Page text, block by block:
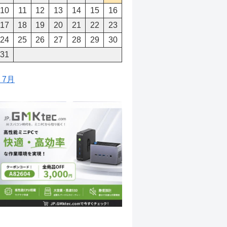
10 11 12 13 14 15
16
17
18 19 20 21 22
23
24
25 26 27 28 29
30
31
7月